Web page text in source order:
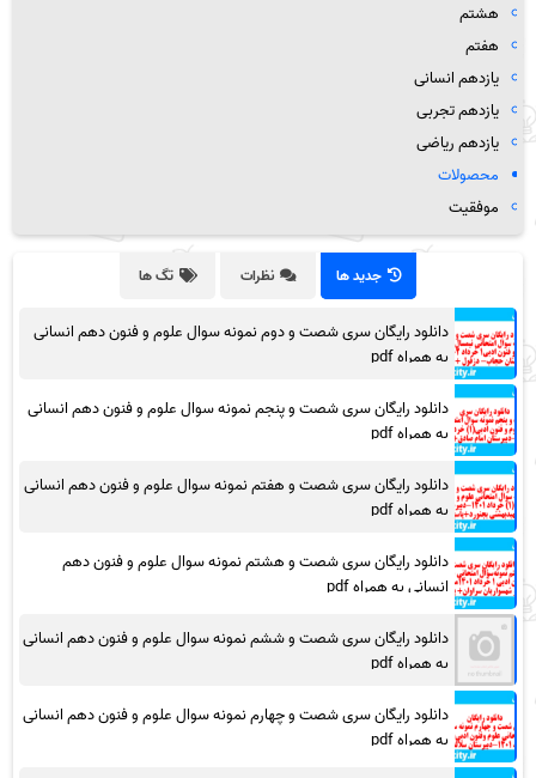
هشتم
هفتم
یازدهم انسانی
یازدهم تجربی
یازدهم ریاضی
محصولات
موفقیت
جدید ها نظرات تگ ها
دانلود رایگان سری شصت و دوم نمونه سوال علوم و فنون دهم انسانی
به همراه pdf
دانلود رایگان سری شصت و پنجم نمونه سوال علوم و فنون دهم انسانی
به همراه pdf
دانلود رایگان سری شصت و هفتم نمونه سوال علوم و فنون دهم انسانی
به همراه pdf
دانلود رایگان سری شصت و هشتم نمونه سوال علوم و فنون دهم
انسانی به همراه pdf
دانلود رایگان سری شصت و ششم نمونه سوال علوم و فنون دهم انسانی
به همراه pdf
دانلود رایگان سری شصت و چهارم نمونه سوال علوم و فنون دهم انسانی
به همراه pdf